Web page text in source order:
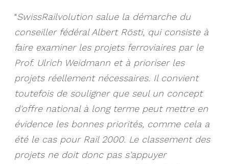
"SwissRailvolution salue la démarche du
conseiller fédéral Albert Rösti, qui consiste à
faire examiner les projets ferroviaires par le
Prof. Ulrich Weidmann et à prioriser les
projets réellement nécessaires. Il convient
toutefois de souligner que seul un concept
d'offre national à long terme peut mettre en
évidence les bonnes priorités, comme cela a
été le cas pour Rail 2000. Le classement des
projets ne doit donc pas s'appuyer